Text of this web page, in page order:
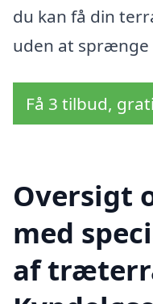
du kan få din
uden at
Få 3 tilbud,
Oversigt
med
af